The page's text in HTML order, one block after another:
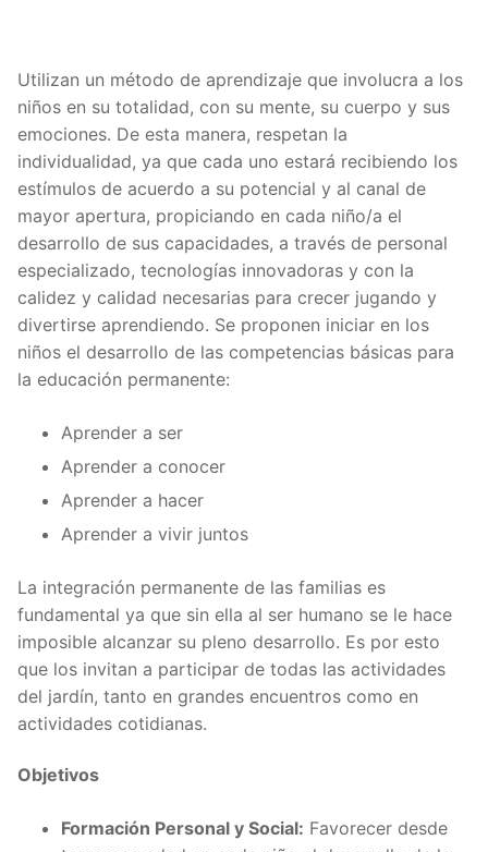
Utilizan un método de aprendizaje que involucra a los
niños en su totalidad, con su mente, su cuerpo y sus
emociones. De esta manera, respetan la
individualidad, ya que cada uno estará recibiendo los
estímulos de acuerdo a su potencial y al canal de
mayor apertura, propiciando en cada niño/a el
desarrollo de sus capacidades, a través de personal
especializado, tecnologías innovadoras y con la
calidez y calidad necesarias para crecer jugando y
divertirse aprendiendo. Se proponen iniciar en los
niños el desarrollo de las competencias básicas para
la educación permanente:
Aprender a ser
Aprender a conocer
Aprender a hacer
Aprender a vivir juntos
La integración permanente de las familias es
fundamental ya que sin ella al ser humano se le hace
imposible alcanzar su pleno desarrollo. Es por esto
que los invitan a participar de todas las actividades
del jardín, tanto en grandes encuentros como en
actividades cotidianas.
Objetivos
Formación Personal y Social: Favorecer desde